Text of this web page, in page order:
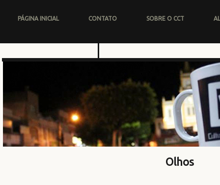
PÁGINA INICIAL CONTATO SOBRE O CCT
Olhos